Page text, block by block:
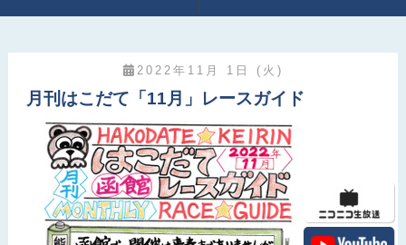
2022年11月 1日 (火)
月刊はこだて「11月」レースガイド